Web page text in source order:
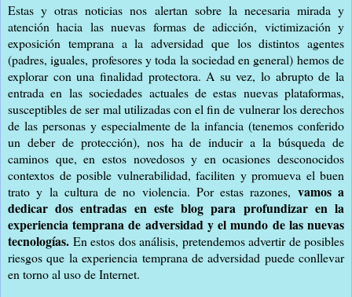
Estas y otras noticias nos alertan sobre la necesaria mirada y
atención hacia las nuevas formas de adicción, victimización y
exposición temprana a la adversidad que los distintos agentes
(padres, iguales, profesores y toda la sociedad en general) hemos de
explorar con una finalidad protectora. A su vez, lo abrupto de la
entrada en las sociedades actuales de estas nuevas plataformas,
susceptibles de ser mal utilizadas con el fin de vulnerar los derechos
de las personas y especialmente de la infancia (tenemos conferido
un deber de protección), nos ha de inducir a la búsqueda de
caminos que, en estos novedosos y en ocasiones desconocidos
contextos de posible vulnerabilidad, faciliten y promueva el buen
trato y la cultura de no violencia. Por estas razones, vamos a
dedicar dos entradas en este blog para profundizar en la
experiencia temprana de adversidad y el mundo de las nuevas
tecnologías. En estos dos análisis, pretendemos advertir de posibles
riesgos que la experiencia temprana de adversidad puede conllevar
en torno al uso de Internet.